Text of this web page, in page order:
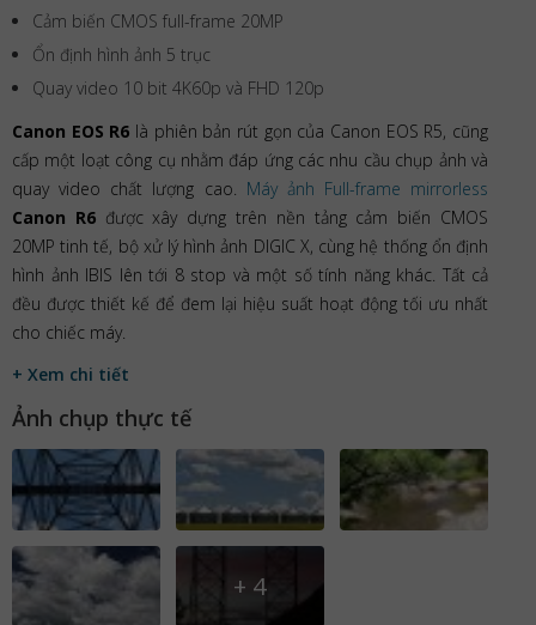
Cảm biến CMOS full-frame 20MP
Ổn định hình ảnh 5 trục
Quay video 10 bit 4K60p và FHD 120p
Canon EOS R6 là phiên bản rút gọn của Canon EOS R5, cũng
cấp một loạt công cụ nhằm đáp ứng các nhu cầu chụp ảnh và
quay video chất lượng cao. Máy ảnh Full-frame mirrorless
Canon R6được xây dựng trên nền tảng cảm biến CMOS
20MP tinh tế, bộ xử lý hình ảnh DIGIC X, cùng hệ thống ổn định
hình ảnh IBIS lên tới 8 stop và một số tính năng khác. Tất cả
đều được thiết kế để đem lại hiệu suất hoạt động tối ưu nhất
cho chiếc máy.
+ Xem chi tiết
Ảnh chụp thực tế
+ 4